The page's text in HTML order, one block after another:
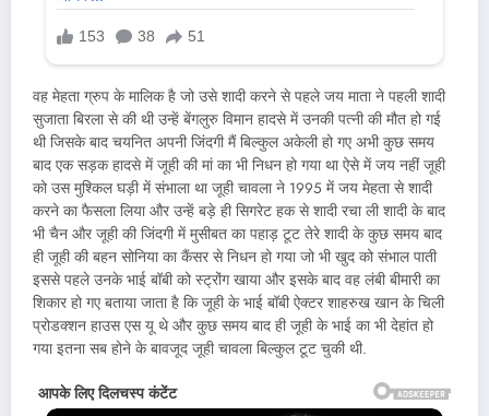
वह मेहता ग्रुप के मालिक है जो उसे शादी करने से पहले जय माता ने पहली शादी
सुजाता बिरला से की थी उन्हें बेंगलुरु विमान हादसे में उनकी पत्नी की मौत हो गई
थी जिसके बाद चयनित अपनी जिंदगी मैं बिल्कुल अकेली हो गए अभी कुछ समय
बाद एक सड़क हादसे में जूही की मां का भी निधन हो गया था ऐसे में जय नहीं जूही
को उस मुश्किल घड़ी में संभाला था जूही चावला ने 1995 में जय मेहता से शादी
करने का फैसला लिया और उन्हें बड़े ही सिगरेट हक से शादी रचा ली शादी के बाद
भी चैन और जूही की जिंदगी में मुसीबत का पहाड़ टूट तेरे शादी के कुछ समय बाद
ही जूही की बहन सोनिया का कैंसर से निधन हो गया जो भी खुद को संभाल पाती
इससे पहले उनके भाई बॉबी को स्ट्रोंग खाया और इसके बाद वह लंबी बीमारी का
शिकार हो गए बताया जाता है कि जूही के भाई बॉबी ऐक्टर शाहरुख खान के चिली
प्रोडक्शन हाउस एस यू थे और कुछ समय बाद ही जूही के भाई का भी देहांत हो
गया इतना सब होने के बावजूद जूही चावला बिल्कुल टूट चुकी थी.